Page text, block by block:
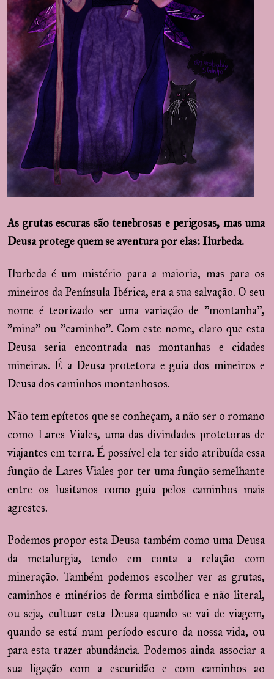
As grutas escuras são tenebrosas e perigosas, mas uma
Deusa protege quem se aventura por elas: Ilurbeda.
Ilurbeda é um mistério para a maioria, mas para os
mineiros da Península Ibérica, era a sua salvação. O seu
nome é teorizado ser uma variação de "montanha",
"mina" ou "caminho". Com este nome, claro que esta
Deusa seria encontrada nas montanhas e cidades
mineiras. É a Deusa protetora e guia dos mineiros e
Deusa dos caminhos montanhosos.
Não tem epítetos que se conheçam, a não ser o romano
como Lares Viales, uma das divindades protetoras de
viajantes em terra. É possível ela ter sido atribuída essa
função de Lares Viales por ter uma função semelhante
entre os lusitanos como guia pelos caminhos mais
agrestes.
Podemos propor esta Deusa também como uma Deusa
da metalurgia, tendo em conta a relação com
mineração. Também podemos escolher ver as grutas,
caminhos e minérios de forma simbólica e não literal,
ou seja, cultuar esta Deusa quando se vai de viagem,
quando se está num período escuro da nossa vida, ou
para esta trazer abundância. Podemos ainda associar a
sua ligação com a escuridão e com caminhos ao